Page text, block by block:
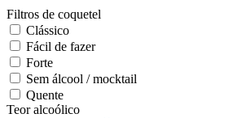
Filtros de coquetel
Clássico
Fácil de fazer
Forte
Sem álcool / mocktail
Quente
Teor alcoólico